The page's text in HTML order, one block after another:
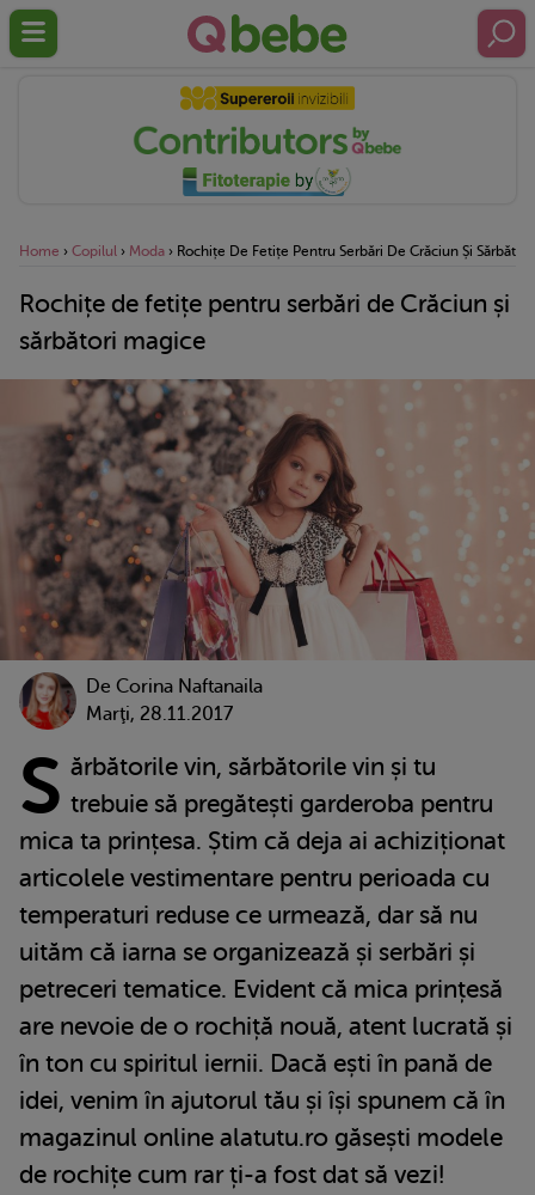
Home › Copilul › Moda › Rochițe De Fetițe Pentru Serbări De Crăciun Și
Rochițe de fetițe pentru serbări de Crăciun și
sărbători magice
De Corina Naftanaila
Marţi, 28.11.2017
S ărbătorile vin, sărbătorile vin și tu
trebuie să pregătești garderoba pentru
mica ta prințesa. Știm că deja ai achiziționat
articolele vestimentare pentru perioada cu
temperaturi reduse ce urmează, dar să nu
uităm că iarna se organizează și serbări și
petreceri tematice. Evident că mica prințesă
are nevoie de o rochiță nouă, atent lucrată și
în ton cu spiritul iernii. Dacă ești în pană de
idei, venim în ajutorul tău și își spunem că în
magazinul online alatutu.ro găsești modele
de rochițe cum rar ți-a fost dat să vezi!